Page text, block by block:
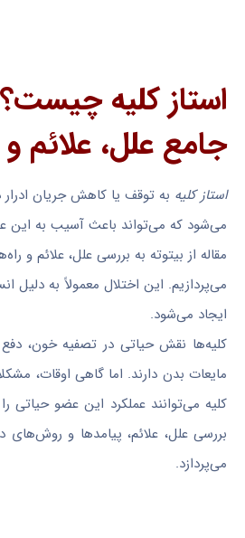
استاز کلیه
جامع علل، علائم
استاز کلیه به توقف یا کاهش جریان ادرار
می‌شود که می‌تواند باعث آسیب به این
مقاله از بیتوته به بررسی علل، علائم و
می‌پردازیم. این اختلال معمولاً به دلیل
ایجاد می‌شود.
کلیه‌ها نقش حیاتی در تصفیه خون، دفع
مایعات بدن دارند. اما گاهی اوقات،
کلیه می‌توانند عملکرد این عضو حیاتی
بررسی علل، علائم، پیامدها و روش‌های
می‌پردازد.